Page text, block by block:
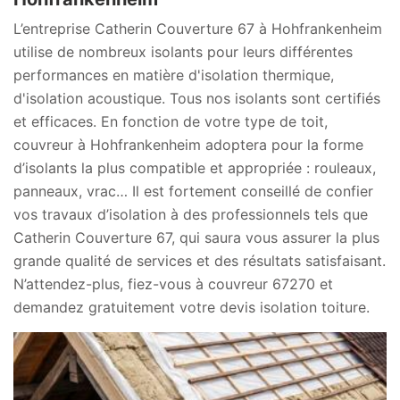
L’entreprise Catherin Couverture 67 à Hohfrankenheim
utilise de nombreux isolants pour leurs différentes
performances en matière d'isolation thermique,
d'isolation acoustique. Tous nos isolants sont certifiés
et efficaces. En fonction de votre type de toit,
couvreur à Hohfrankenheim adoptera pour la forme
d’isolants la plus compatible et appropriée : rouleaux,
panneaux, vrac… Il est fortement conseillé de confier
vos travaux d’isolation à des professionnels tels que
Catherin Couverture 67, qui saura vous assurer la plus
grande qualité de services et des résultats satisfaisant.
N’attendez-plus, fiez-vous à couvreur 67270 et
demandez gratuitement votre devis isolation toiture.